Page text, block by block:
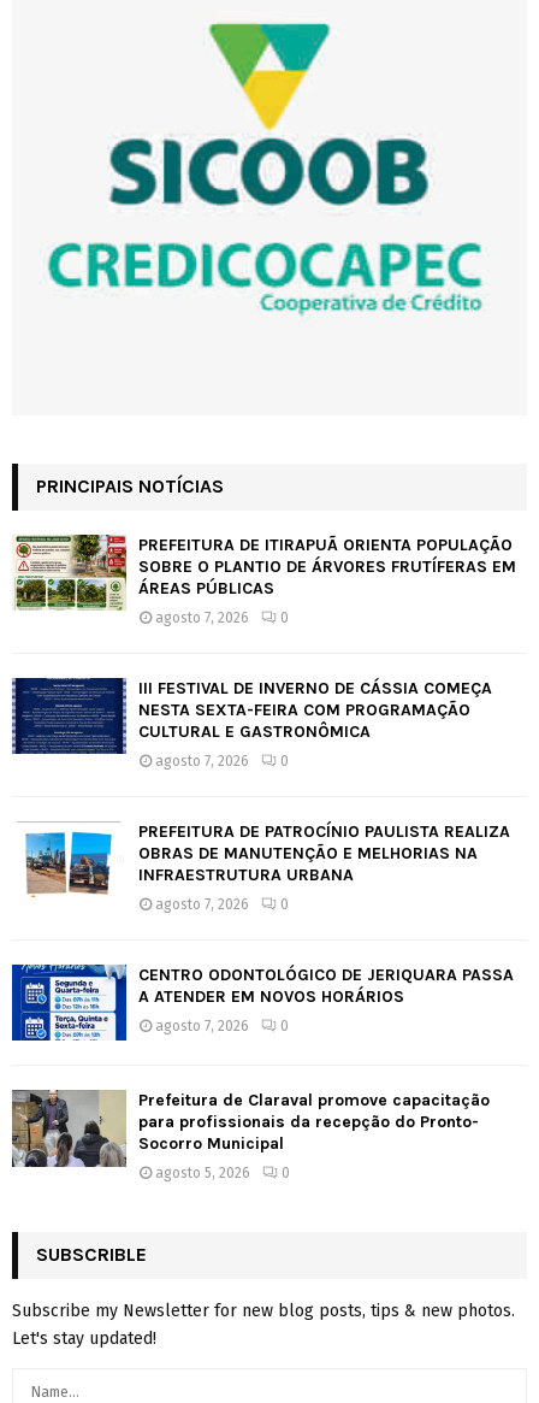
PRINCIPAIS NOTÍCIAS
PREFEITURA DE ITIRAPUÃ ORIENTA POPULAÇÃO
SOBRE O PLANTIO DE ÁRVORES FRUTÍFERAS EM
ÁREAS PÚBLICAS
agosto 7, 2026 0
III FESTIVAL DE INVERNO DE CÁSSIA COMEÇA
NESTA SEXTA-FEIRA COM PROGRAMAÇÃO
CULTURAL E GASTRONÔMICA
agosto 7, 2026 0
PREFEITURA DE PATROCÍNIO PAULISTA REALIZA
OBRAS DE MANUTENÇÃO E MELHORIAS NA
INFRAESTRUTURA URBANA
agosto 7, 2026 0
CENTRO ODONTOLÓGICO DE JERIQUARA PASSA
A ATENDER EM NOVOS HORÁRIOS
agosto 7, 2026 0
Prefeitura de Claraval promove capacitação
para profissionais da recepção do Pronto-
Socorro Municipal
agosto 5, 2026 0
SUBSCRIBLE
Subscribe my Newsletter for new blog posts, tips & new photos.
Let's stay updated!